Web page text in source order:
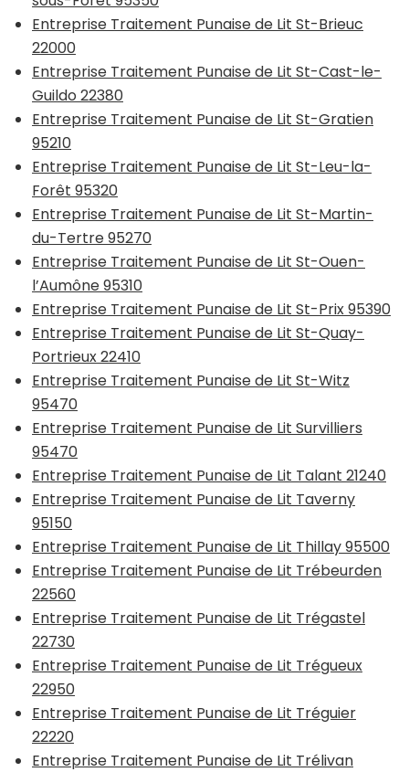
Entreprise Traitement Punaise de Lit St-Brieuc
22000
Entreprise Traitement Punaise de Lit St-Cast-le-
Guildo 22380
Entreprise Traitement Punaise de Lit St-Gratien
95210
Entreprise Traitement Punaise de Lit St-Leu-la-
Forêt 95320
Entreprise Traitement Punaise de Lit St-Martin-
du-Tertre 95270
Entreprise Traitement Punaise de Lit St-Ouen-
l’Aumône 95310
Entreprise Traitement Punaise de Lit St-Prix 95390
Entreprise Traitement Punaise de Lit St-Quay-
Portrieux 22410
Entreprise Traitement Punaise de Lit St-Witz
95470
Entreprise Traitement Punaise de Lit Survilliers
95470
Entreprise Traitement Punaise de Lit Talant 21240
Entreprise Traitement Punaise de Lit Taverny
95150
Entreprise Traitement Punaise de Lit Thillay 95500
Entreprise Traitement Punaise de Lit Trébeurden
22560
Entreprise Traitement Punaise de Lit Trégastel
22730
Entreprise Traitement Punaise de Lit Trégueux
22950
Entreprise Traitement Punaise de Lit Tréguier
22220
Entreprise Traitement Punaise de Lit Trélivan